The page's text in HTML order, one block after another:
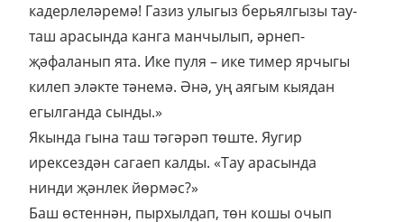
кадерлеләремә! Газиз улыгыз берьялгызы тау-
таш арасында канга манчылып, әрнеп-
җәфаланып ята. Ике пуля – ике тимер ярчыгы
килеп эләкте тәнемә. Әнә, уң аягым кыядан
егылганда сынды.»
Якында гына таш тәгәрәп төште. Яугир
ирексездән сагаеп калды. «Тау арасында
нинди җәнлек йөрмәс?»
Баш өстеннән, пырхылдап, төн кошы очып